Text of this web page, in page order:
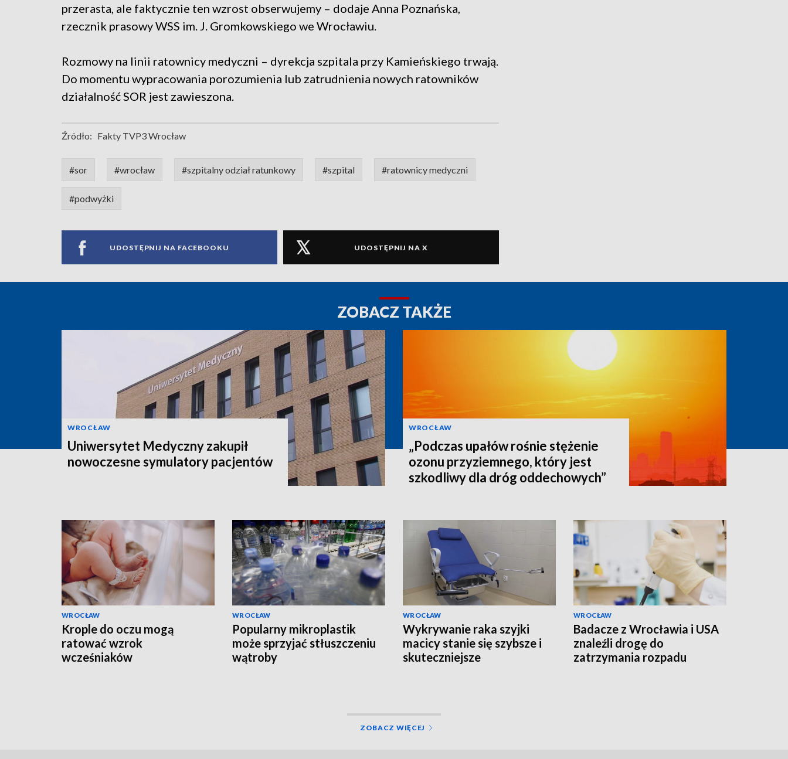
przerasta, ale faktycznie ten wzrost obserwujemy – dodaje Anna Poznańska,
rzecznik prasowy WSS im. J. Gromkowskiego we Wrocławiu.
Rozmowy na linii ratownicy medyczni – dyrekcja szpitala przy Kamieńskiego trwają.
Do momentu wypracowania porozumienia lub zatrudnienia nowych ratowników
działalność SOR jest zawieszona.
Źródło: Fakty TVP3 Wrocław
#sor #wrocław #szpitalny odział ratunkowy #szpital #ratownicy medyczni
#podwyżki
UDOSTĘPNIJ NA FACEBOOKU UDOSTĘPNIJ NA X
ZOBACZ TAKŻE
WROCŁAW
Uniwersytet Medyczny zakupił
nowoczesne symulatory pacjentów
WROCŁAW
„Podczas upałów rośnie stężenie
ozonu przyziemnego, który jest
szkodliwy dla dróg oddechowych”
WROCŁAW
Krople do oczu mogą
ratować wzrok
wcześniaków
WROCŁAW
Popularny mikroplastik
może sprzyjać stłuszczeniu
wątroby
WROCŁAW
Wykrywanie raka szyjki
macicy stanie się szybsze i
skuteczniejsze
WROCŁAW
Badacze z Wrocławia i USA
znaleźli drogę do
zatrzymania rozpadu
ZOBACZ WIĘCEJ